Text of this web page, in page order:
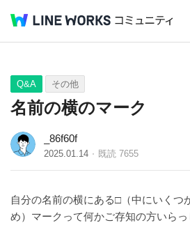
Q&A Tips Ideas
Q&A その他
名前の横のマーク
_86f60f
2025.01.14 既読 7655
自分の名前の横にある□（中にいくつ
め）マークって何かご存知の方いらっ